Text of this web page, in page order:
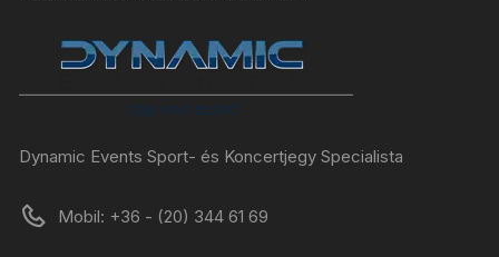
Dynamic Events Sport- és Koncertjegy Specialista
Mobil: +36 - (20) 344 61 69